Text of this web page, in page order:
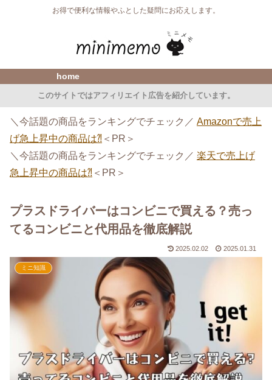
お得で便利な情報やふとした疑問にお応えします。
home
このサイトではアフィリエイト広告を紹介しています。
＼今話題の商品をランキングでチェック／ Amazonで売上
げ急上昇中の商品は⁈ ＜PR＞
＼今話題の商品をランキングでチェック／ 楽天で売上げ
急上昇中の商品は⁈ ＜PR＞
プラスドライバーはコンビニで買える？売っ
てるコンビニと代用品を徹底解説
2025.02.02 2025.01.31
ミニ知識